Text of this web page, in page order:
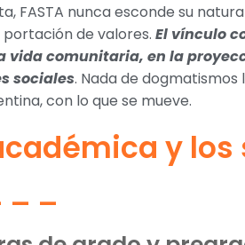
FASTA nunca esconde su
de valores. El vínculo
vida comunitaria, en la
sociales. Nada de
con lo que se mueve.
y